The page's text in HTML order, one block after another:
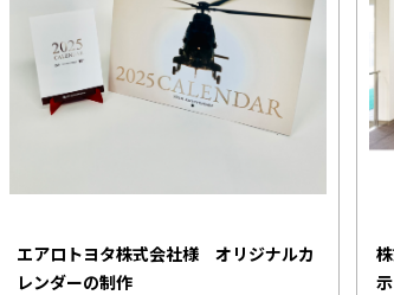
エアロトヨタ株式会社様 オリジナルカ
レンダーの制作
示